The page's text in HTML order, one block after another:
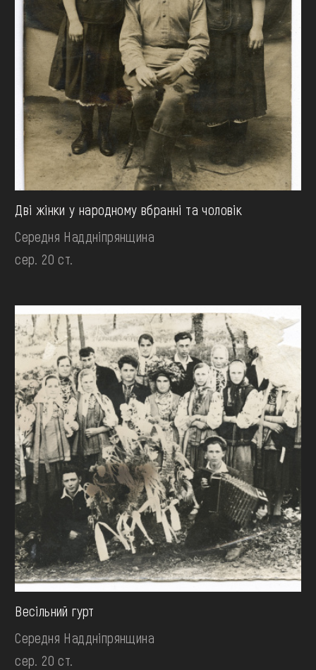
Дві жінки у народному вбранні та чоловік
Середня Наддніпрянщина
сер. 20 ст.
Весільний гурт
Середня Наддніпрянщина
сер. 20 ст.